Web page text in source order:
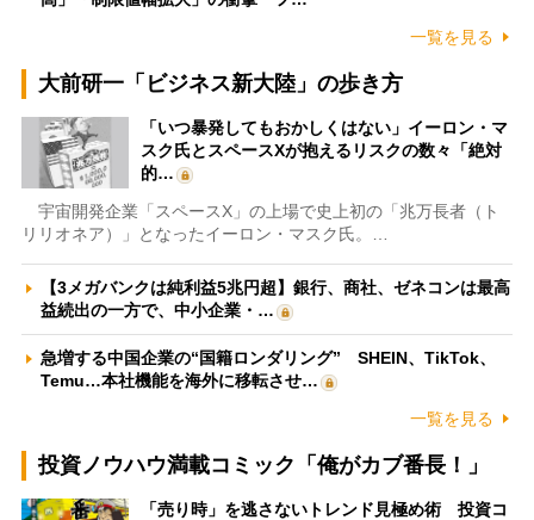
一覧を見る
大前研一「ビジネス新大陸」の歩き方
「いつ暴発してもおかしくはない」イーロン・マ
スク氏とスペースXが抱えるリスクの数々「絶対
的…
宇宙開発企業「スペースX」の上場で史上初の「兆万長者（ト
リリオネア）」となったイーロン・マスク氏。…
【3メガバンクは純利益5兆円超】銀行、商社、ゼネコンは最高
益続出の一方で、中小企業・…
急増する中国企業の“国籍ロンダリング” SHEIN、TikTok、
Temu…本社機能を海外に移転させ…
一覧を見る
投資ノウハウ満載コミック「俺がカブ番長！」
「売り時」を逃さないトレンド見極め術 投資コ